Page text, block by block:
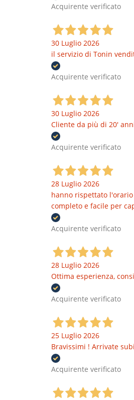
Acquirente verificato
30 Luglio 2026
il servizio di Tonin
Acquirente verificato
30 Luglio 2026
Cliente da più di 20'
Acquirente verificato
28 Luglio 2026
hanno rispettato
completo e facile per
Acquirente verificato
28 Luglio 2026
Ottima esperienza,
Acquirente verificato
25 Luglio 2026
Bravissimi ! Arrivate
Acquirente verificato